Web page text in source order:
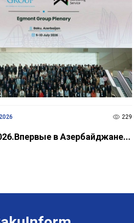
229
в Азербайджане...